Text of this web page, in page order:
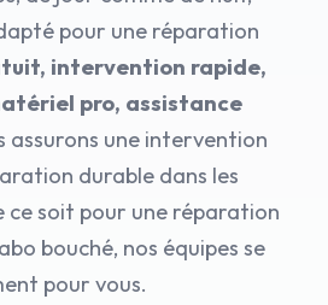
pour une réparation
intervention rapide,
pro, assistance
assurons une intervention
durable dans les
ce soit pour une réparation
bouché, nos équipes se
pour vous.